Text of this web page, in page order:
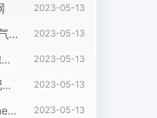
2023-05-13
GB 9706.1-2020医用电气设备 第1部分:基本安全和基本性能的通用要求 2023-05-13
GB/T 19472.1-2019埋地用聚乙烯(PE)结构壁管道系统 第1部分:聚乙烯双壁波纹管材 2023-05-13
JB/T 10216-2013电控配电用电缆桥架 2023-05-13
IEC 63171-6-2021Connectors for electrical and electronic equipment - Part 6: Detail specification for 2-way and 4-way (data/power), shielded, free and fixed connectors for power and data transmission with frequencies up to 600 MHz 2023-05-13